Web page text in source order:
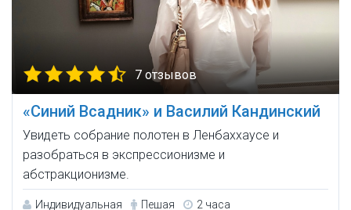
7 отзывов
«Синий Всадник» и Василий Кандинский
Увидеть собрание полотен в Ленбаххаусе и
разобраться в экспрессионизме и
абстракционизме.
Индивидуальная Пешая 2 часа